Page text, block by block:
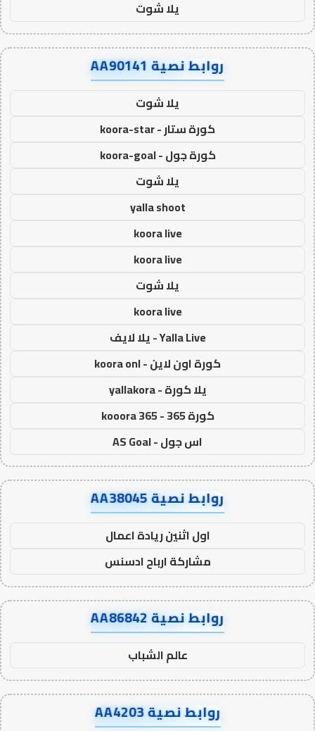
يلا شوت
روابط نصية AA90141
يلا شوت
كورة ستار - koora-star
كورة جول - koora-goal
يلا شوت
yalla shoot
koora live
koora live
يلا شوت
koora live
Yalla Live - يلا لايف
كورة اون لاين - koora onl
يلا كورة - yallakora
كورة 365 - kooora 365
اس جول - AS Goal
روابط نصية AA38045
اول اثنين ريادة اعمال
مشاركة ارباح ادسنس
روابط نصية AA86842
عالم الشباب
روابط نصية AA4203